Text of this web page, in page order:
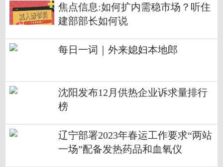
焦点信息:如何扩内需稳市场？听住
建部部长如何说
每日一词｜外来媳妇本地郎
沈阳发布12月供热企业诉求量排行
榜
辽宁部署2023年春运工作要求“两站
一场”配备发热药品和血氧仪